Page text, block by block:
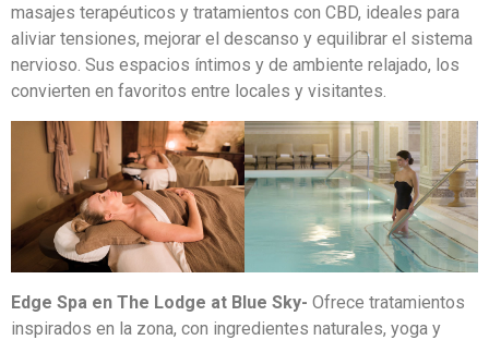
masajes terapéuticos y tratamientos con CBD, ideales para
aliviar tensiones, mejorar el descanso y equilibrar el sistema
nervioso. Sus espacios íntimos y de ambiente relajado, los
convierten en favoritos entre locales y visitantes.
Edge Spa en The Lodge at Blue Sky- Ofrece tratamientos
inspirados en la zona, con ingredientes naturales, yoga y